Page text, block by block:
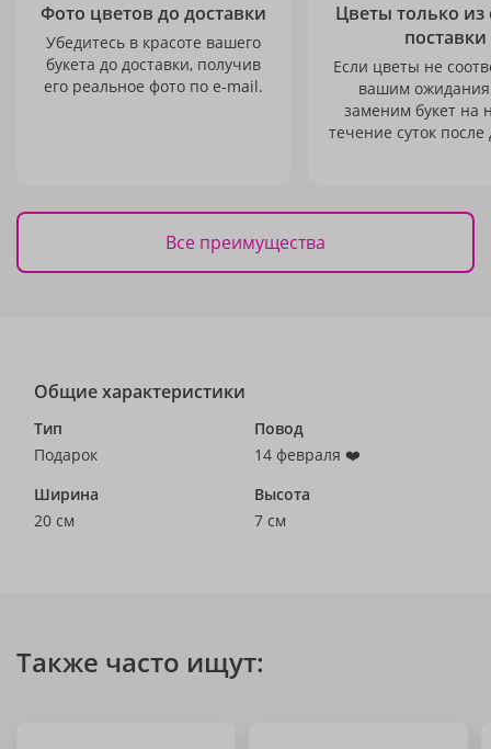
Фото цветов до доставки
Убедитесь в красоте вашего
букета до доставки, получив
его реальное фото по e-mail.
Цветы только из
поставки
Если цветы не
вашим
заменим букет на
течение суток после
Все преимущества
Общие характеристики
Тип
Подарок
Повод
14 февраля ❤️
Ширина
20 см
Высота
7 см
Также часто ищут: